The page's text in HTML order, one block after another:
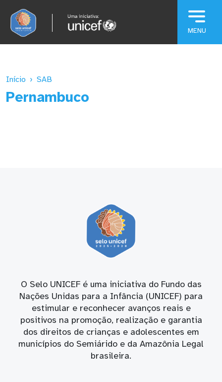
Início SAB
Pernambuco
O Selo UNICEF é uma iniciativa do Fundo das
Nações Unidas para a Infância (UNICEF) para
estimular e reconhecer avanços reais e
positivos na promoção, realização e garantia
dos direitos de crianças e adolescentes em
municípios do Semiárido e da Amazônia Legal
brasileira.